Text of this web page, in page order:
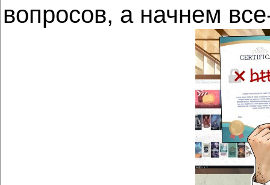
вопросов, а начнем